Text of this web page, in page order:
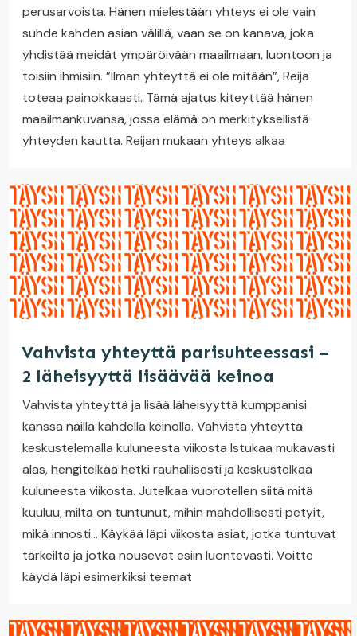
perusarvoista. Hänen mielestään yhteys ei ole vain
suhde kahden asian välillä, vaan se on kanava, joka
yhdistää meidät ympäröivään maailmaan, luontoon ja
toisiin ihmisiin. ”Ilman yhteyttä ei ole mitään”, Reija
toteaa painokkaasti. Tämä ajatus kiteyttää hänen
maailmankuvansa, jossa elämä on merkityksellistä
yhteyden kautta. Reijan mukaan yhteys alkaa
Vahvista yhteyttä parisuhteessasi –
2 läheisyyttä lisäävää keinoa
Vahvista yhteyttä ja lisää läheisyyttä kumppanisi
kanssa näillä kahdella keinolla. Vahvista yhteyttä
keskustelemalla kuluneesta viikosta Istukaa mukavasti
alas, hengitelkää hetki rauhallisesti ja keskustelkaa
kuluneesta viikosta. Jutelkaa vuorotellen siitä mitä
kuuluu, miltä on tuntunut, mihin mahdollisesti petyit,
mikä innosti… Käykää läpi viikosta asiat, jotka tuntuvat
tärkeiltä ja jotka nousevat esiin luontevasti. Voitte
käydä läpi esimerkiksi teemat